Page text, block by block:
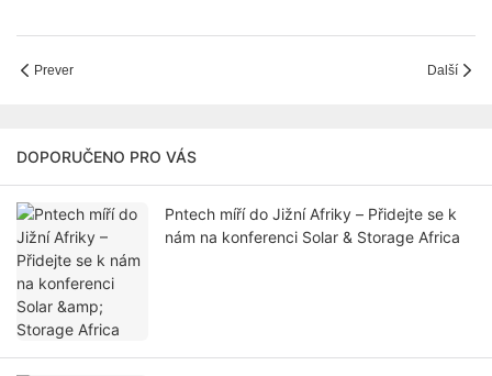
Prever Další
DOPORUČENO PRO VÁS
Pntech míří do Jižní Afriky – Přidejte se k
nám na konferenci Solar & Storage Africa